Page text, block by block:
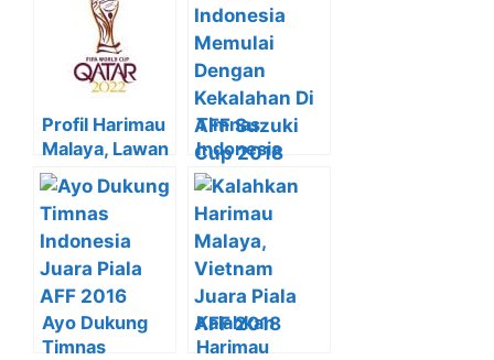
Profil Harimau
Malaya, Lawan
Timnas Garuda
Hari Ini!!
Timnas
Indonesia
Memulai
Dengan
Kekalahan Di
AFF Suzuki
Cup 2018
Ayo Dukung
Timnas
Kalahkan
Harimau